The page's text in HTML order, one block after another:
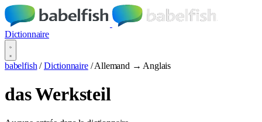
Dictionnaire
babelfish / Dictionnaire / Allemand → Anglais
das Werksteil